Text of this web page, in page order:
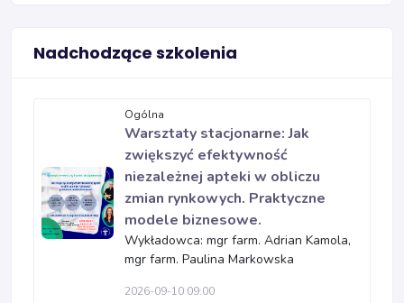
Nadchodzące szkolenia
Ogólna
Warsztaty stacjonarne: Jak
zwiększyć efektywność
niezależnej apteki w obliczu
zmian rynkowych. Praktyczne
modele biznesowe.
Wykładowca: mgr farm. Adrian Kamola,
mgr farm. Paulina Markowska
2026-09-10 09:00